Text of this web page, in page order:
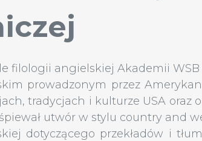
filologii angielskiej Akademii
prowadzonym przez
tradycjach i kulturze USA oraz
utwór w stylu country and
dotyczącego przekładów i